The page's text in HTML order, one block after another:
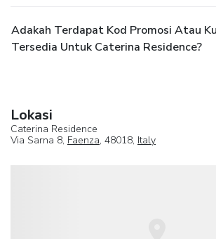
Adakah Terdapat Kod Promosi Atau
Tersedia Untuk Caterina Residence?
Lokasi
Caterina Residence
Via Sarna 8, Faenza, 48018, Italy